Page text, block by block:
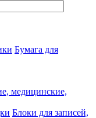
Бумага для
медицинские,
Блоки для записей,